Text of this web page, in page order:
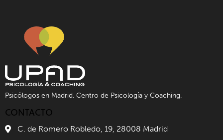
Psicólogos en Madrid. Centro de Psicología y Coaching.
CONTACTO
C. de Romero Robledo, 19, 28008 Madrid